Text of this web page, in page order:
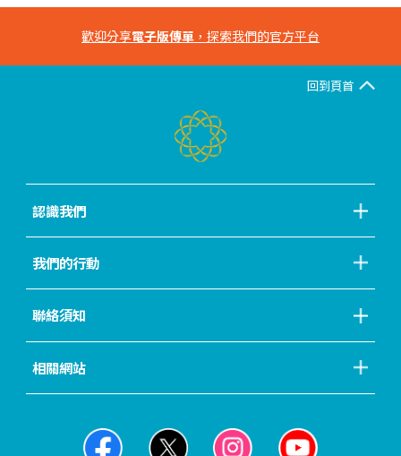
歡迎分享電子版傳單 ，探索我們的官方平台
回到頁首
認識我們
我們的行動
聯絡須知
相關網站